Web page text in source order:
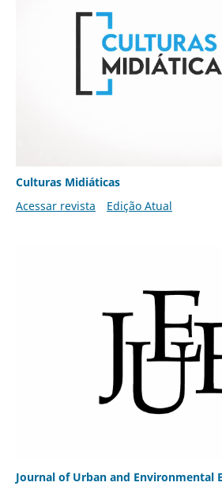
Culturas Midiáticas
Acessar revista
Edição Atual
Journal of Urban and Environmental